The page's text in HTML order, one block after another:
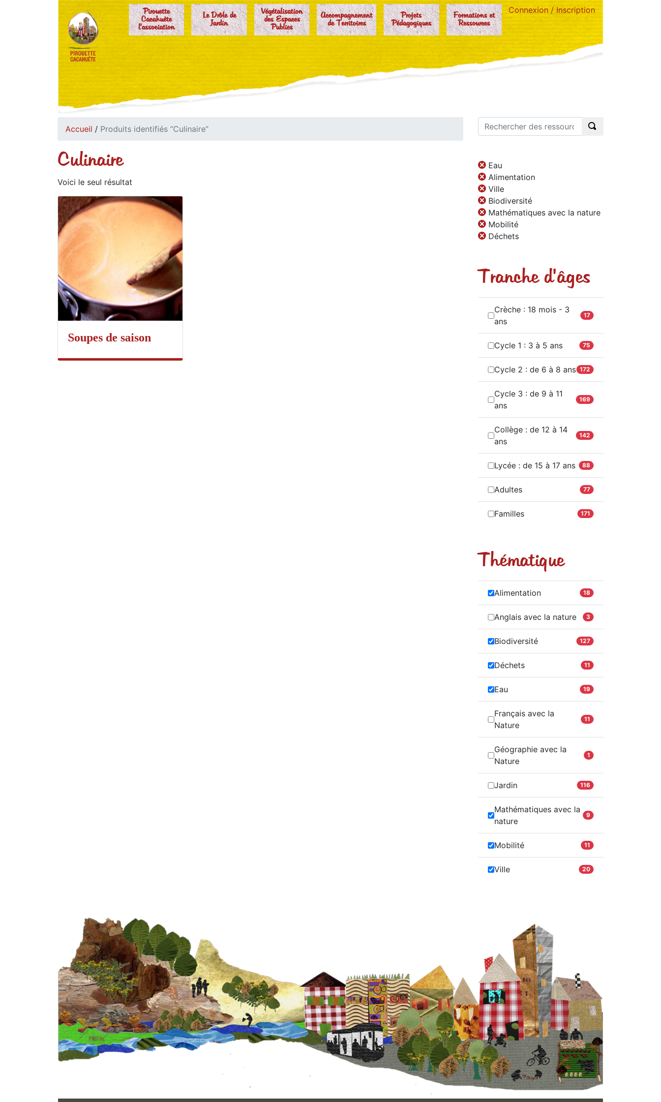
Pirouette
Cacahuète
l'association
Le Drôle de
Jardin
Végétalisation
des Espaces
Publics
Accompagnement
de Territoires
Projets
Pédagogiques
Formations et
Ressources
Connexion / Inscription
Accueil / Produits identifiés “Culinaire”
Culinaire
Voici le seul résultat
Soupes de saison
Eau
Alimentation
Ville
Biodiversité
Mathématiques avec la nature
Mobilité
Déchets
Tranche d'âges
Crèche : 18 mois - 3
ans
17
Cycle 1 : 3 à 5 ans 75
Cycle 2 : de 6 à 8 ans 172
Cycle 3 : de 9 à 11
ans
169
Collège : de 12 à 14
ans
142
Lycée : de 15 à 17 ans 88
Adultes 77
Familles 171
Thématique
Alimentation 18
Anglais avec la nature 3
Biodiversité 127
Déchets 11
Eau 19
Français avec la
Nature
11
Géographie avec la
Nature
1
Jardin 116
Mathématiques avec la
nature
9
Mobilité 11
Ville 20